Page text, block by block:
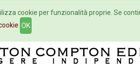
Autori Eventi
cookie per funzionalità proprie. Se
OK